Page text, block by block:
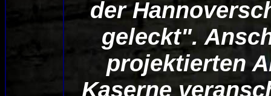
der
geleckt".
projektierten
Kaserne